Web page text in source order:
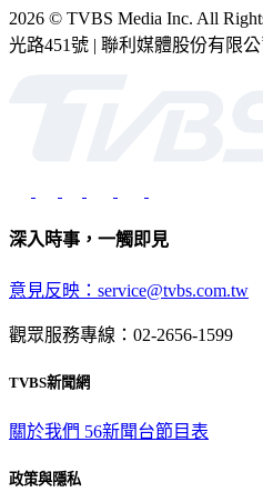
2026 © TVBS Media Inc. All
光路451號 | 聯利媒體股份有限公
深入時事，一觸即見
意見反映：service@tvbs.com.tw
觀眾服務專線：02-2656-1599
TVBS新聞網
關於我們 56新聞台節目表
政策與隱私